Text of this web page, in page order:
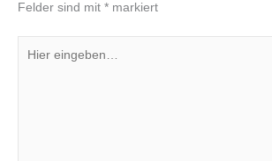
Felder sind mit * markiert
eingeben…